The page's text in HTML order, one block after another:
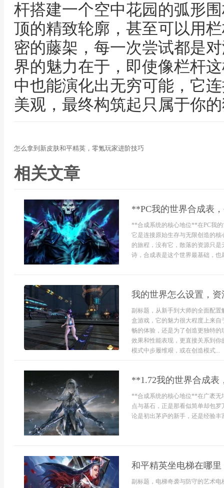
杆搭建一个空中花园的弧形
顶的精致轮廓，甚至可以用
密的藤架，每一次尝试都是
界的魅力在于，即使像栏杆
中也能演化出无穷可能，它
美观，最终构筑起只属于你
怎么拿到新皮肤和平精英，零氪玩家进阶技巧
相关文章
**PC我的世界合成表
**合成系统的核心地位**在PC我
它是连接原始生存与无限创造的
的旅程，没有它，散落的资源只
诗，合成表是这个世界最基础，
我的世界怎么设置，
副标题，从新手到大师的全面配
盒游戏，它的魅力很大程度上来
畅的体验，还是为了创造更独特
效果和性能表现，更直接关系到
模式中步履维艰，或在创造模式...
**1.72我的世界合成
**合成系统的核心地位**在广袤无
点与基石，正是那看似简单却包
论是初出茅庐的新手，还是经验
和平精英坐电梯在哪
副标题，电梯奇袭与防守的艺术